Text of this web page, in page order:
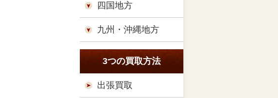
四国地方
九州・沖縄地方
3つの買取方法
出張買取